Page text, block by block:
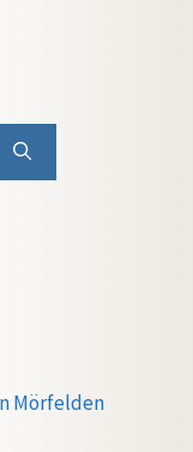
Mörfelden